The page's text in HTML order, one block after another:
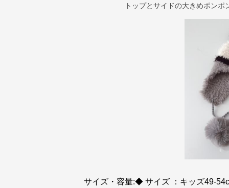
トップとサイドの大きめポン
サイズ・容量:◆ サイズ ：キッズ49-